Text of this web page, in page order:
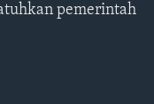
pemerintah